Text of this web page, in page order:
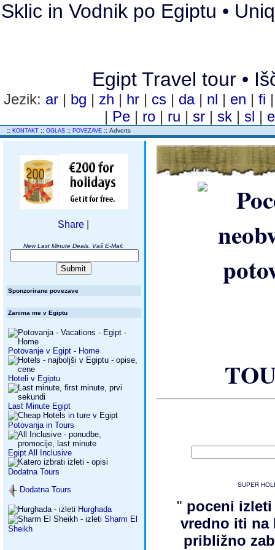
Sklic in Vodnik po Egiptu •
Egipt Travel tour •
Jezik: ar | bg | zh | hr | cs | da | nl | en | fi
| Pe | ro | ru | sr | sk | sl |
:: KONTAKT :: OGLAS :: POVEZAVE :: Adverts
Share
New Last Minute Deals. Vaš E-Mail:
Sponzorirane povezave
Zanima me v Egiptu
Potovanje v Egipt - Home
Hoteli v Egiptu
Last Minute Egipt
Potovanja in Tours
Egipt All Inclusive
Dodatna Tours
Dodatna Tours
Hurghada
Sharm El
Sheikh
SUPER
" poceni
vredno iti
približno